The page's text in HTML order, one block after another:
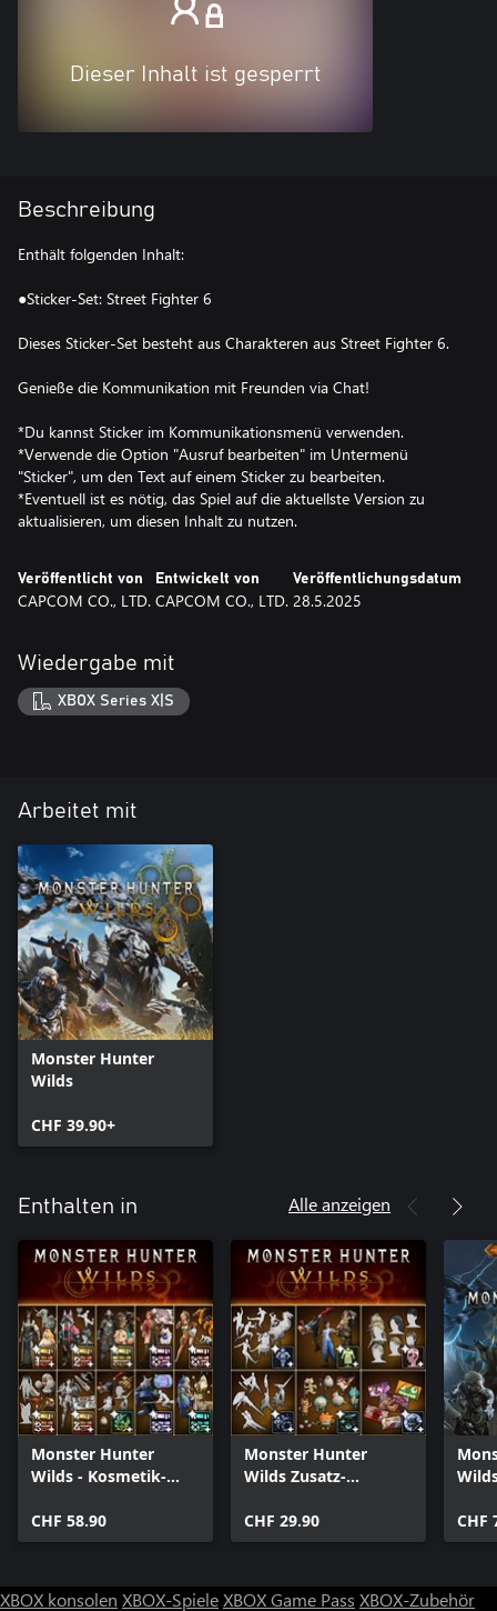
Dieser Inhalt ist gesperrt
Beschreibung
Enthält folgenden Inhalt:
●Sticker-Set: Street Fighter 6
Dieses Sticker-Set besteht aus Charakteren aus Street Fighter 6.
Genieße die Kommunikation mit Freunden via Chat!
*Du kannst Sticker im Kommunikationsmenü verwenden.
*Verwende die Option "Ausruf bearbeiten" im Untermenü
"Sticker", um den Text auf einem Sticker zu bearbeiten.
*Eventuell ist es nötig, das Spiel auf die aktuellste Version zu
aktualisieren, um diesen Inhalt zu nutzen.
Veröffentlicht von
CAPCOM CO., LTD.
Entwickelt von
CAPCOM CO., LTD.
Veröffentlichungsdatum
28.5.2025
Wiedergabe mit
XBOX Series X|S
Arbeitet mit
Monster Hunter
Wilds
CHF 39.90+
Enthalten in Alle anzeigen
Monster Hunter
Wilds - Kosmetik-
CHF 58.90
Monster Hunter
Wilds Zusatz-
CHF 29.90
CHF
XBOX konsolen XBOX-SpieleXBOX Game Pass XBOX-Zubehör